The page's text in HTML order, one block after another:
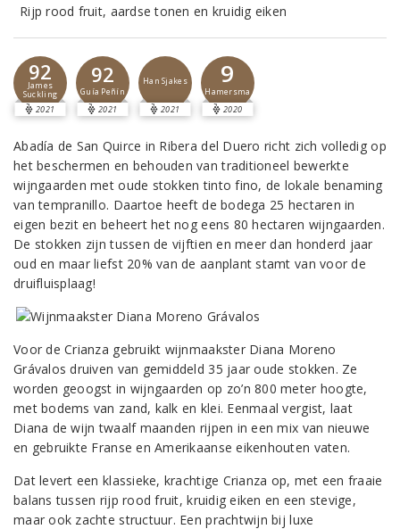
Rijp rood fruit, aardse tonen en kruidig eiken
92
James
Suckling
2021
92
Guía Peñín
2021
Han Sjakes
2021
9
Hamersma
2020
Abadía de San Quirce in Ribera del Duero richt zich volledig op
het beschermen en behouden van traditioneel bewerkte
wijngaarden met oude stokken tinto fino, de lokale benaming
van tempranillo. Daartoe heeft de bodega 25 hectaren in
eigen bezit en beheert het nog eens 80 hectaren wijngaarden.
De stokken zijn tussen de vijftien en meer dan honderd jaar
oud en maar liefst 20% van de aanplant stamt van voor de
druifluisplaag!
Voor de Crianza gebruikt wijnmaakster Diana Moreno
Grávalos druiven van gemiddeld 35 jaar oude stokken. Ze
worden geoogst in wijngaarden op zo’n 800 meter hoogte,
met bodems van zand, kalk en klei. Eenmaal vergist, laat
Diana de wijn twaalf maanden rijpen in een mix van nieuwe
en gebruikte Franse en Amerikaanse eikenhouten vaten.
Dat levert een klassieke, krachtige Crianza op, met een fraaie
balans tussen rijp rood fruit, kruidig eiken en een stevige,
maar ook zachte structuur. Een prachtwijn bij luxe